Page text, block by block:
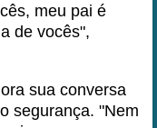
meu pai é
de vocês",
sua conversa
segurança. "Nem